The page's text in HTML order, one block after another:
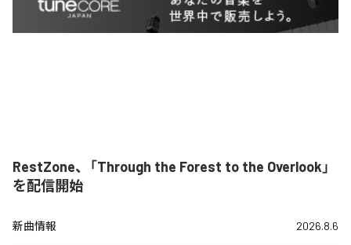
RestZone、「Through the Forest to the Overlook」
を配信開始
新曲情報 2026.8.6